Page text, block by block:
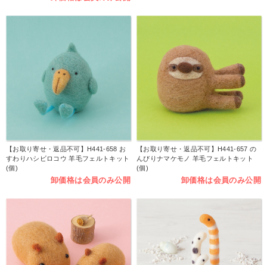
【お取り寄せ・返品不可】H441-658 お
すわりハシビロコウ 羊毛フェルトキット
(個)
卸価格は会員のみ公開
【お取り寄せ・返品不可】H441-657 の
んびりナマケモノ 羊毛フェルトキット
(個)
卸価格は会員のみ公開